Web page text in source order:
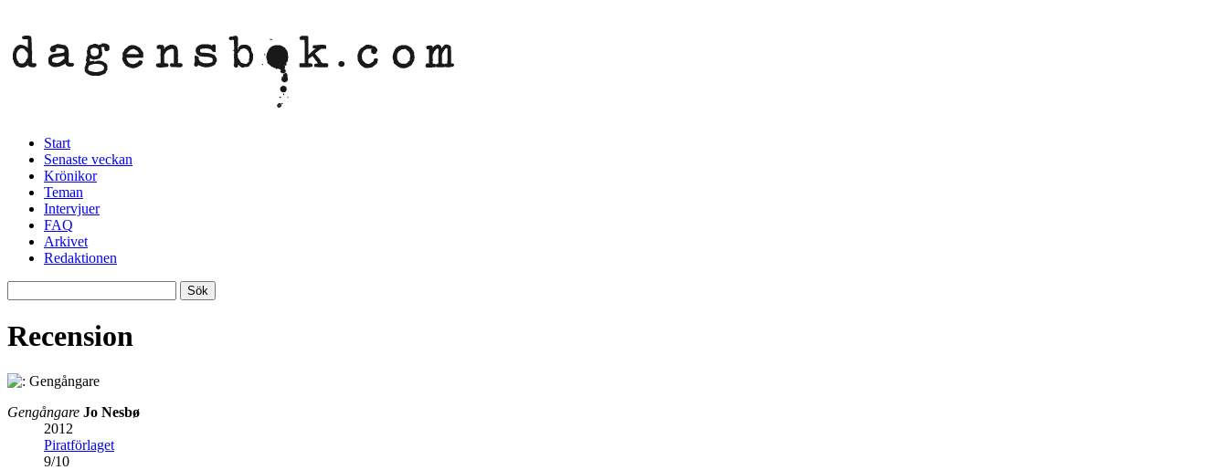
Start
Senaste veckan
Krönikor
Teman
Intervjuer
FAQ
Arkivet
Redaktionen
Recension
Gengångare Jo Nesbø
2012
Piratförlaget
9/10